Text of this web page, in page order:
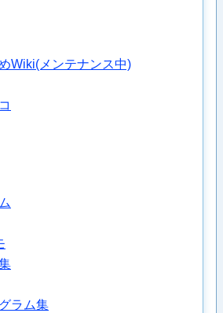
Wiki(メンテナンス中)
ラム集